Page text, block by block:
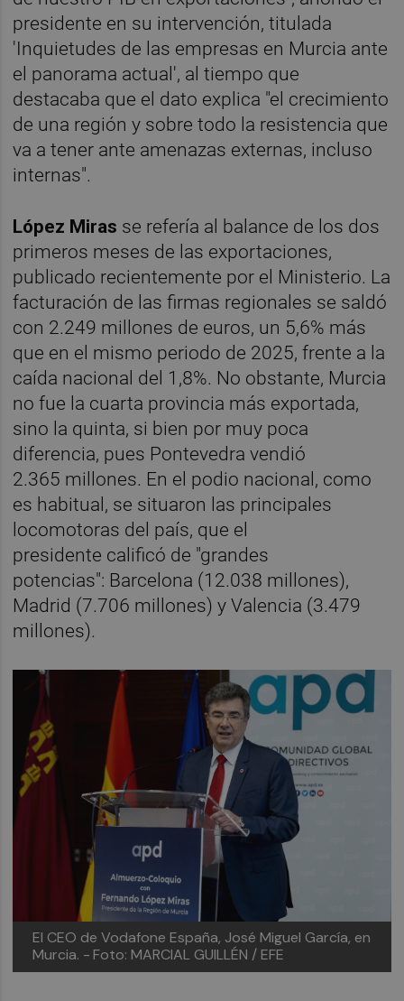
presidente en su intervención, titulada
'Inquietudes de las empresas en Murcia ante
el panorama actual', al tiempo que
destacaba que el dato explica "el crecimiento
de una región y sobre todo la resistencia que
va a tener ante amenazas externas, incluso
internas".
López Miras se refería al balance de los dos
primeros meses de las exportaciones,
publicado recientemente por el Ministerio. La
facturación de las firmas regionales se saldó
con 2.249 millones de euros, un 5,6% más
que en el mismo periodo de 2025, frente a la
caída nacional del 1,8%. No obstante, Murcia
no fue la cuarta provincia más exportada,
sino la quinta, si bien por muy poca
diferencia, pues Pontevedra vendió
2.365 millones. En el podio nacional, como
es habitual, se situaron las principales
locomotoras del país, que el
presidente calificó de "grandes
potencias": Barcelona (12.038 millones),
Madrid (7.706 millones) y Valencia (3.479
millones).
El CEO de Vodafone España, José Miguel García, en
Murcia. - Foto: MARCIAL GUILLÉN / EFE